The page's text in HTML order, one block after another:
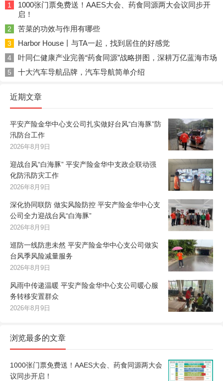
1
1000张门票免费送！AAES大会、药食同源两大会议同步开
启！
2 苦菜的功效与作用有哪些
3 Harbor House丨与TA一起，找到居住的好感觉
4 叶同仁健康产业完善“药食同源”战略拼图，深耕万亿蓝海市场
5 十大汽车导航品牌，汽车导航简单介绍
近期文章
平安产险金华中心支公司扎实做好台风“白海豚”防
汛防台工作
2026年8月9日
迎战台风“白海豚” 平安产险金华中支政企联动强
化防汛防灾工作
2026年8月9日
深化协同联防 做实风险防控 平安产险金华中心支
公司全力迎战台风“白海豚”
2026年8月9日
巡防一线防患未然 平安产险金华中心支公司做实
台风季风险减量服务
2026年8月9日
风雨中传递温暖 平安产险金华中心支公司暖心服
务转移安置群众
2026年8月9日
浏览最多的文章
1000张门票免费送！AAES大会、药食同源两大会
议同步开启！